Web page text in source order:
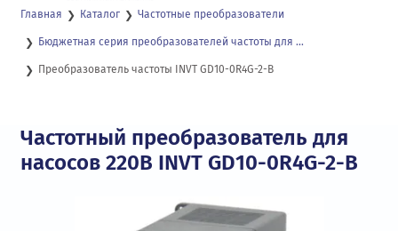
Главная Каталог Частотные преобразователи
Бюджетная серия преобразователей частоты для насосной и вентиляторной нагрузки GD10
Преобразователь частоты INVT GD10-0R4G-2-B
Частотный преобразователь для
насосов 220В INVT GD10-0R4G-2-B